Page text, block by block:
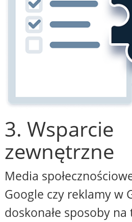
3. Wsparcie
zewnętrzne
Media
Google czy reklamy w
doskonałe sposoby